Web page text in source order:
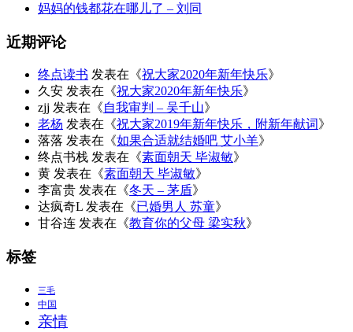
妈妈的钱都花在哪儿了 – 刘同
近期评论
终点读书 发表在《祝大家2020年新年快乐》
久安 发表在《祝大家2020年新年快乐》
zjj 发表在《自我审判 – 吴千山》
老杨 发表在《祝大家2019年新年快乐，附新年献词》
落落 发表在《如果合适就结婚吧 艾小羊》
终点书栈 发表在《素面朝天 毕淑敏》
黄 发表在《素面朝天 毕淑敏》
李富贵 发表在《冬天 – 茅盾》
达疯奇L 发表在《已婚男人 苏童》
甘谷连 发表在《教育你的父母 梁实秋》
标签
三毛
中国
亲情